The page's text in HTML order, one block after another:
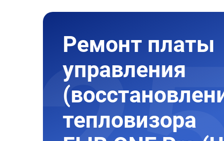
Ремонт платы
управления
тепловизора